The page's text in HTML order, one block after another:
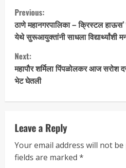
Previous:
ठाणे महानगरपालिका – क्रिस्टल हाऊस’
येथे सुरूआयुक्तांनी साधला विद्यार्थ्यांशी
Next:
महापौर शर्मिला पिंपळोलकर आज सरोश
भेट घेतली
Leave a Reply
Your email address will not be
fields are marked *